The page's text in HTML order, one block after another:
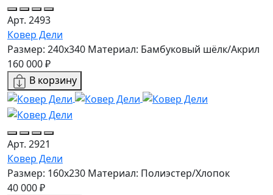
Арт. 2493
Ковер Дели
Размер: 240x340 Материал: Бамбуковый шёлк/Акрил
160 000 ₽
В корзину
Арт. 2921
Ковер Дели
Размер: 160х230 Материал: Полиэстер/Хлопок
40 000 ₽